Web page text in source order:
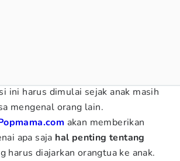
ini harus dimulai sejak anak masih
mengenal orang lain.
akan memberikan
apa saja hal penting tentang
harus diajarkan orangtua ke anak.